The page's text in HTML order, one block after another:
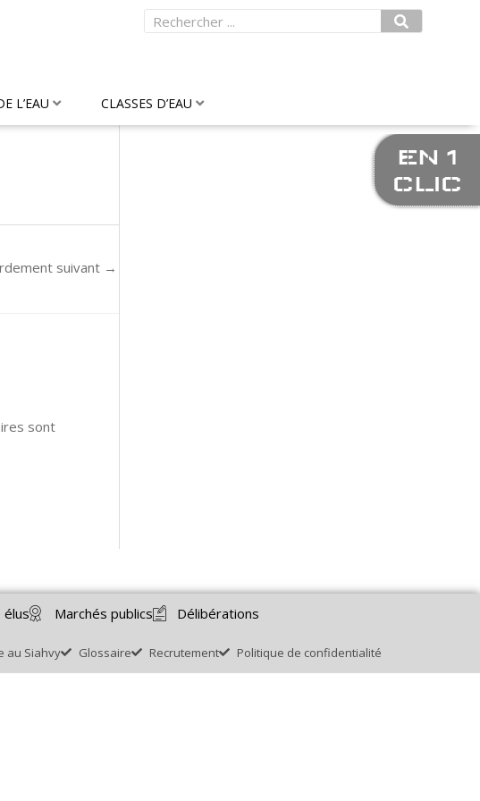
Rechercher
L’EAU CLASSES D’EAU
suivant →
sont
élus Marchés publics Délibérations
au Siahvy Glossaire Recrutement Politique de confidentialité
EN 1
CLIC